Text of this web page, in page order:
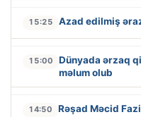
15:25 Azad edilmiş
15:00
Dünyada ərzaq
məlum olub
14:50
Rəşad Məcid